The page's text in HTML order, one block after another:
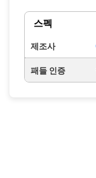
스펙
제조사
패들 인증